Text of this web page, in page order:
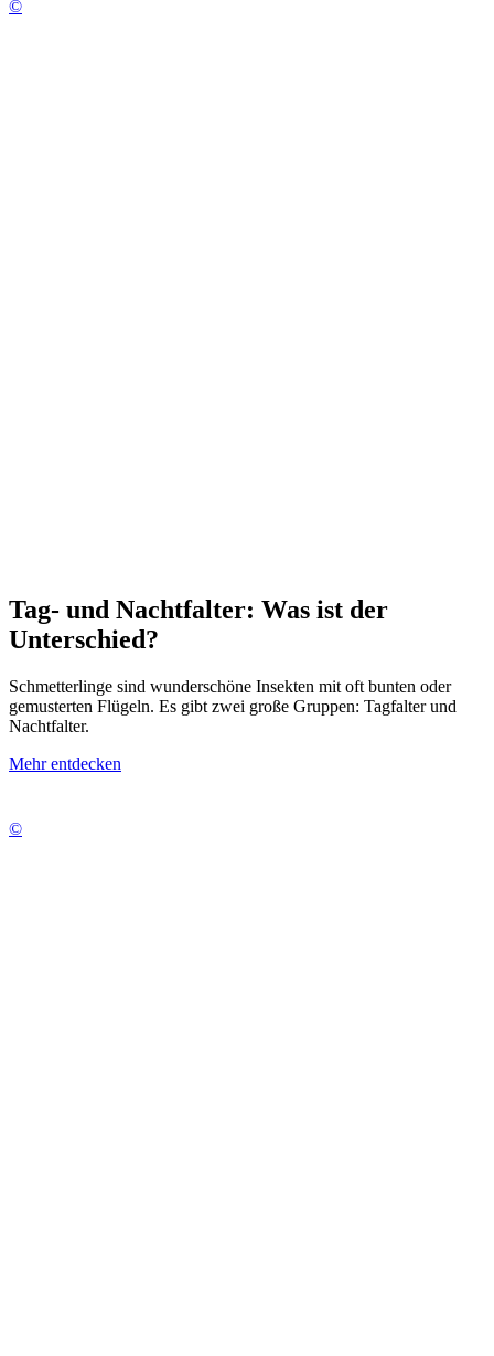
©
Tag- und Nachtfalter: Was ist der
Unterschied?
Schmetterlinge sind wunderschöne Insekten mit oft bunten oder
gemusterten Flügeln. Es gibt zwei große Gruppen: Tagfalter und
Nachtfalter.
Mehr entdecken
©